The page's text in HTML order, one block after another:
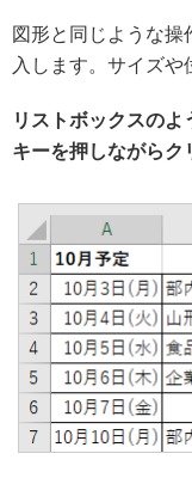
図形と同じような操
入します。サイズや
リストボックスのよ
キーを押しながらク